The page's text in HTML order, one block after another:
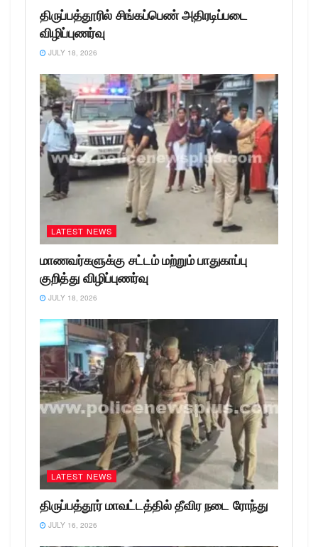
திருப்பத்தூரில் சிங்கப்பெண் அதிரடிப்படை
விழிப்புணர்வு
JULY 18, 2026
LATEST NEWS
மாணவர்களுக்கு சட்டம் மற்றும் பாதுகாப்பு
குறித்து விழிப்புணர்வு
JULY 18, 2026
LATEST NEWS
திருப்பத்தூர் மாவட்டத்தில் தீவிர நடை ரோந்து
JULY 16, 2026